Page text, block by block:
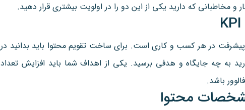
مخاطبانی که دارید یکی از این دو را در اولویت بیشتری قرار دهید.
در هر کسب و کاری است. برای ساخت تقویم محتوا باید بدانید در
به چه جایگاه و هدفی برسید. یکی از اهداف شما باید افزایش تعداد
باشد.